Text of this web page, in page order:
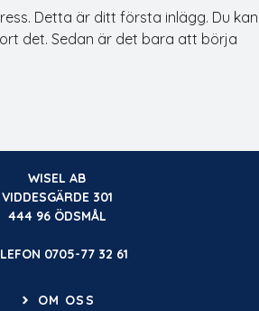
Detta är ditt första inlägg. Du kan
det. Sedan är det bara att börja
WISEL AB
VIDDESGÄRDE 301
444 96 ÖDSMÅL
0705-77 32 61
OM OSS